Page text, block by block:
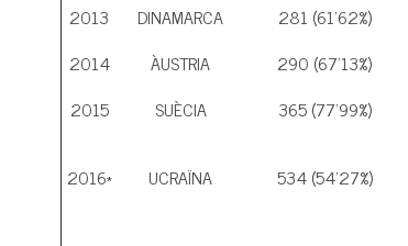
2013
DINAMARCA 281 (61'62%)
2014
ÀUSTRIA 290 (67'13%)
2015
SUÈCIA 365 (77'99%)
2016* UCRAÏNA 534 (54'27%)